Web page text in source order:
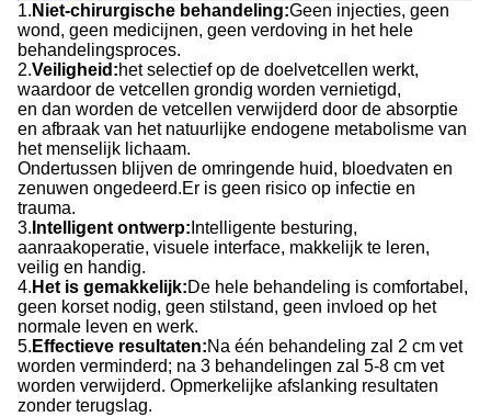
1. Niet-chirurgische behandeling:Geen injecties, geen
wond, geen medicijnen, geen verdoving in het hele
behandelingsproces.
2.Veiligheid:het selectief op de doelvetcellen werkt,
waardoor de vetcellen grondig worden vernietigd,
en dan worden de vetcellen verwijderd door de absorptie
en afbraak van het natuurlijke endogene metabolisme van
het menselijk lichaam.
Ondertussen blijven de omringende huid, bloedvaten en
zenuwen ongedeerd.Er is geen risico op infectie en
trauma.
3. Intelligent ontwerp: Intelligente besturing,
aanraakoperatie, visuele interface, makkelijk te leren,
veilig en handig.
4. Het is gemakkelijk:De hele behandeling is comfortabel,
geen korset nodig, geen stilstand, geen invloed op het
normale leven en werk.
5. Effectieve resultaten:Na één behandeling zal 2 cm vet
worden verminderd; na 3 behandelingen zal 5-8 cm vet
worden verwijderd. Opmerkelijke afslanking resultaten
zonder terugslag.